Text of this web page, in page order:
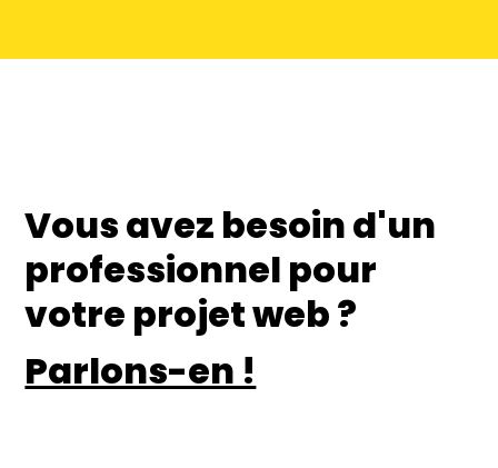
Vous avez besoin d'un
professionnel pour
votre projet web ?
Parlons-en !